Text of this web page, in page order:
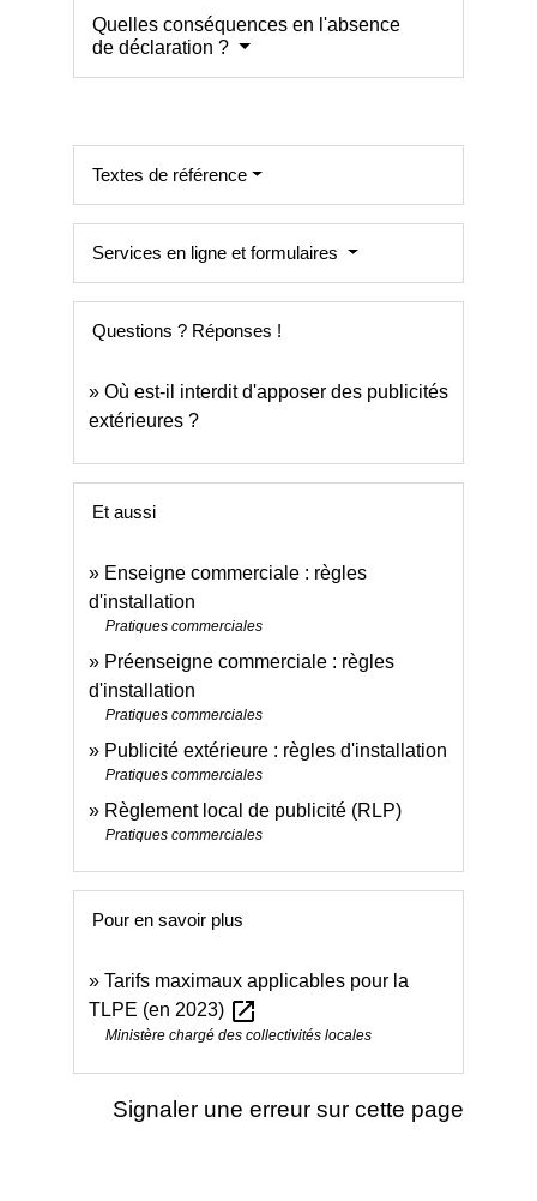
Quelles conséquences en l'absence
de déclaration ?
Textes de référence
Services en ligne et formulaires
Questions ? Réponses !
Où est-il interdit d'apposer des publicités
extérieures ?
Et aussi
Enseigne commerciale : règles
d'installation
Pratiques commerciales
Préenseigne commerciale : règles
d'installation
Pratiques commerciales
Publicité extérieure : règles d'installation
Pratiques commerciales
Règlement local de publicité (RLP)
Pratiques commerciales
Pour en savoir plus
Tarifs maximaux applicables pour la
TLPE (en 2023) open_in_new
Ministère chargé des collectivités locales
Signaler une erreur sur cette page